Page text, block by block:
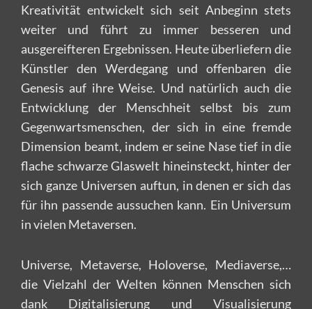
Kreativität entwickelt sich seit Anbeginn stets
weiter und führt zu immer besseren und
ausgereifteren Ergebnissen. Heute überliefern die
Künstler den Werdegang und offenbaren die
Genesis auf ihre Weise. Und natürlich auch die
Entwicklung der Menschheit selbst bis zum
Gegenwartsmenschen, der sich in eine fremde
Dimension beamt, indem er seine Nase tief in die
flache schwarze Glaswelt hineinsteckt, hinter der
sich ganze Universen auftun, in denen er sich das
für ihn passende aussuchen kann. Ein Universum
in vielen Metaversen.
Universe, Metaverse, Holoverse, Mediaverse,…
die Vielzahl der Welten können Menschen sich
dank Digitalisierung und Visualisierung